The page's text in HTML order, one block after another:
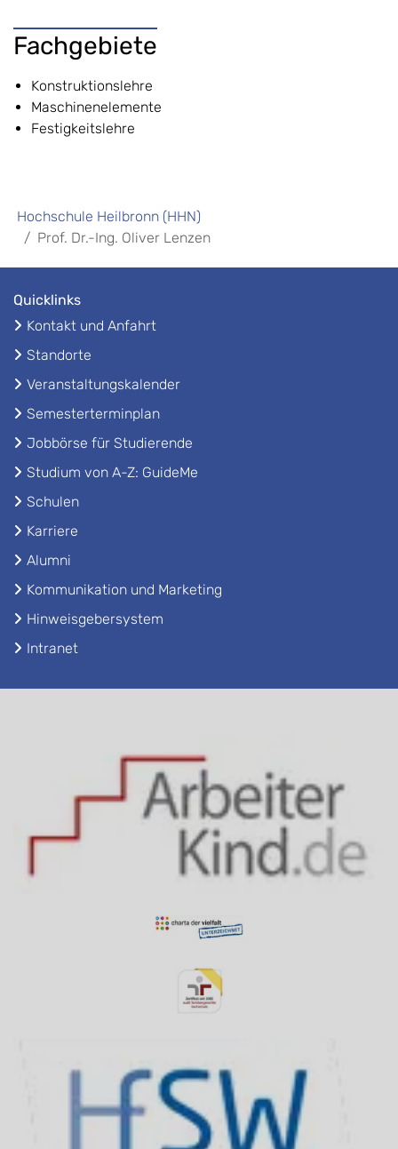
Fachgebiete
Konstruktionslehre
Maschinenelemente
Festigkeitslehre
Hochschule Heilbronn (HHN)
Prof. Dr.-Ing. Oliver Lenzen
Quicklinks
Kontakt und Anfahrt
Standorte
Veranstaltungskalender
Semesterterminplan
Jobbörse für Studierende
Studium von A-Z: GuideMe
Schulen
Karriere
Alumni
Kommunikation und Marketing
Hinweisgebersystem
Intranet